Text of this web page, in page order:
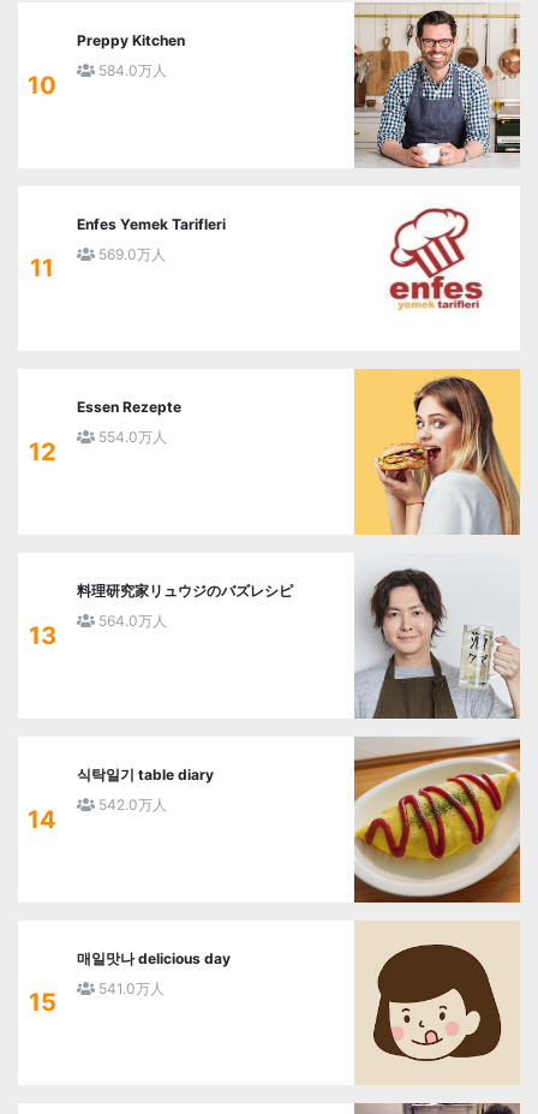
10
Preppy Kitchen
584.0万人
11
Enfes Yemek Tarifleri
569.0万人
12
Essen Rezepte
554.0万人
13
料理研究家リュウジのバズレシピ
564.0万人
14
식탁일기 table diary
542.0万人
15
매일맛나 delicious day
541.0万人